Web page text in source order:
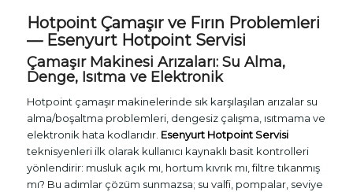
Hotpoint Çamaşır ve Fırın Problemleri
— Esenyurt Hotpoint Servisi
Çamaşır Makinesi Arızaları: Su Alma,
Denge, Isıtma ve Elektronik
Hotpoint çamaşır makinelerinde sık karşılaşılan arızalar su
alma/boşaltma problemleri, dengesiz çalışma, ısıtmama ve
elektronik hata kodlarıdır. Esenyurt Hotpoint Servisi
teknisyenleri ilk olarak kullanıcı kaynaklı basit kontrolleri
yönlendirir: musluk açık mı, hortum kıvrık mı, filtre tıkanmış
mı? Bu adımlar çözüm sunmazsa; su valfi, pompalar, seviye